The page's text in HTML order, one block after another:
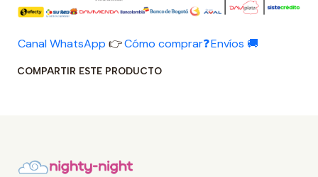
Canal WhatsApp 👉Cómo comprar❓Envíos 🚚
COMPARTIR ESTE PRODUCTO